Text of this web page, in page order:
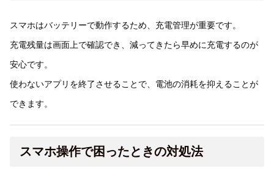
スマホはバッテリーで動作するため、充電管理が重要です。
充電残量は画面上で確認でき、減ってきたら早めに充電するのが
安心です。
使わないアプリを終了させることで、電池の消耗を抑えることが
できます。
スマホ操作で困ったときの対処法